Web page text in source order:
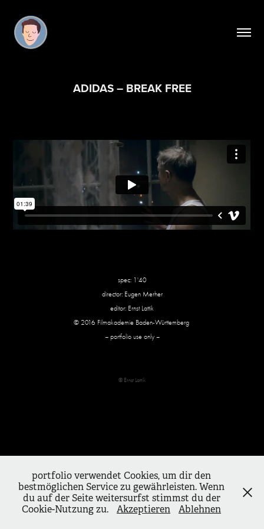
ADIDAS – BREAK FREE
spec: 1'40
director: Eugen Merher
editor: Ernst Lattik
© 2016 Filmakademie Baden-Württemberg
– portfolio use only –
© Ernst Lattik
portfolio verwendet Cookies, um dir den
bestmöglichen Service zu gewährleisten. Wenn
du auf der Seite weitersurfst stimmst du der
Cookie-Nutzung zu.
Akzeptieren Ablehnen